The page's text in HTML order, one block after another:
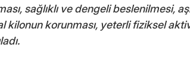
sağlıklı ve dengeli beslenilmesi,
kilonun korunması, yeterli fiziksel